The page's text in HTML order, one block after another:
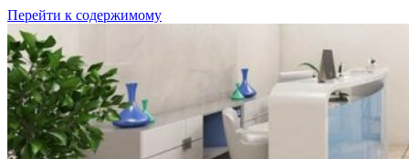
Перейти к содержимому